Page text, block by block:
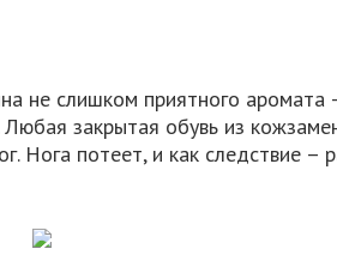
не слишком приятного аромата
закрытая обувь из
Нога потеет, и как следствие –